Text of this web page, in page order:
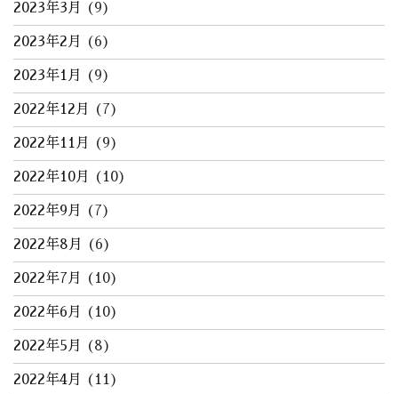
2023年3月 (9)
2023年2月 (6)
2023年1月 (9)
2022年12月 (7)
2022年11月 (9)
2022年10月 (10)
2022年9月 (7)
2022年8月 (6)
2022年7月 (10)
2022年6月 (10)
2022年5月 (8)
2022年4月 (11)